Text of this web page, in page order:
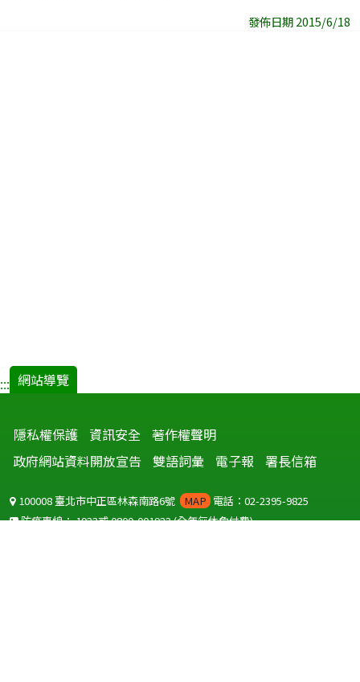
發佈日期 2015/6/18
::: 網站導覽
隱私權保護 資訊安全 著作權聲明
政府網站資料開放宣告
雙語詞彙 電子報 署長信箱
100008 臺北市中正區林森南路6號 MAP 電話：02-2395-9825
防疫專線：1922或0800-001922(全年無休免付費)